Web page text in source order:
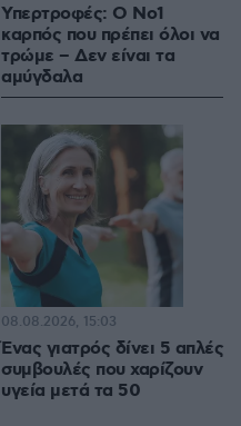
Υπερτροφές: Ο Νο1
καρπός που πρέπει όλοι να
τρώμε – Δεν είναι τα
αμύγδαλα
Ένας γιατρός δίνει 5 απλές
συμβουλές που χαρίζουν
υγεία μετά τα 50
08.08.2026, 15:03